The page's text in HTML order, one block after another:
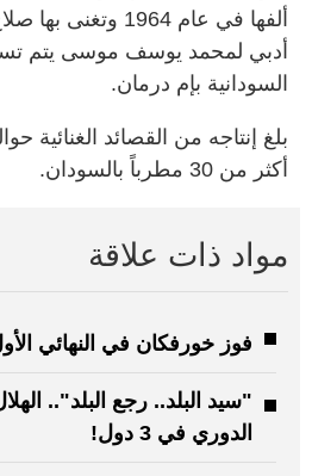
ألفها في عام 1964
أدبي لمحمد يوسف موسى يتم
السودانية بإم درمان.
أكثر من 30 مطرباً بالسودان.
مواد ذات علاقة
فوز خورفكان في النهائي
"سيد البلد.. رجع البلد"..
الدوري في 3 دول!